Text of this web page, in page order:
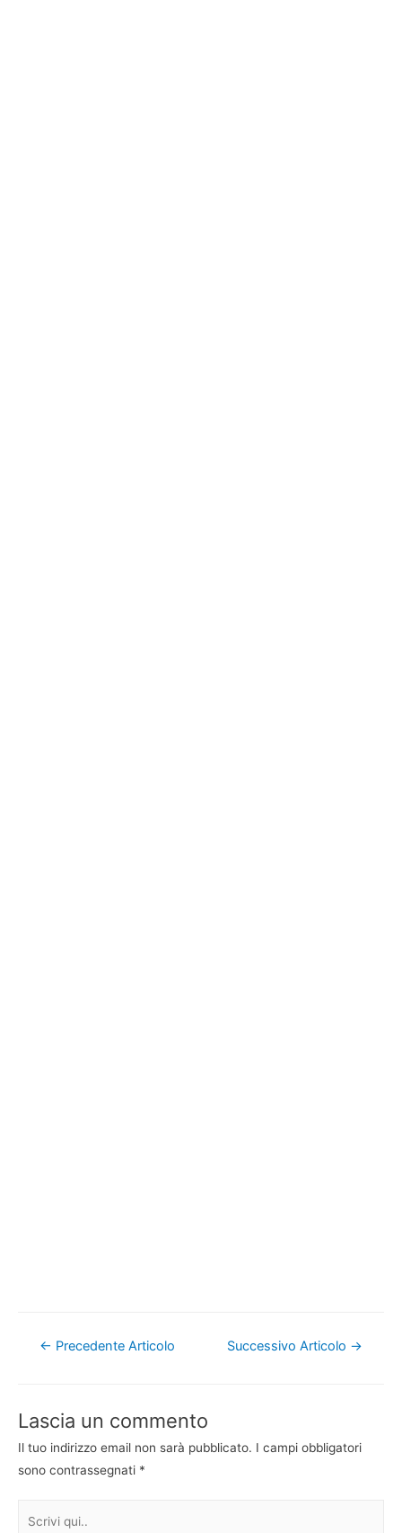
Navigazione
← Precedente Articolo Successivo Articolo →
Lascia un commento
Il tuo indirizzo email non sarà pubblicato. I campi obbligatori
sono contrassegnati *